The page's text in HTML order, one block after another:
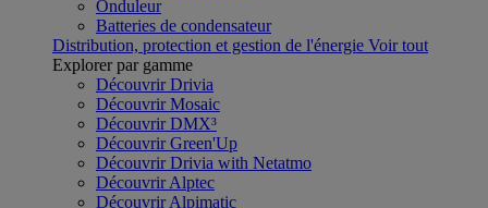
Onduleur
Batteries de condensateur
Distribution, protection et gestion de l'énergie Voir tout
Explorer par gamme
Découvrir Drivia
Découvrir Mosaic
Découvrir DMX³
Découvrir Green'Up
Découvrir Drivia with Netatmo
Découvrir Alptec
Découvrir Alpimatic